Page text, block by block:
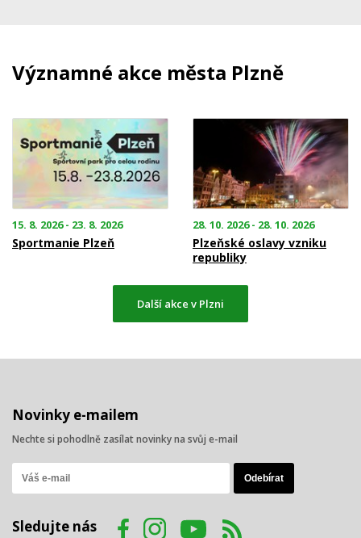
Významné akce města Plzně
15. 8. 2026 - 23. 8. 2026
Sportmanie Plzeň
28. 10. 2026 - 28. 10. 2026
Plzeňské oslavy vzniku
republiky
Další akce v Plzni
Novinky e-mailem
Nechte si pohodlně zasílat novinky na svůj e-mail
Sledujte nás